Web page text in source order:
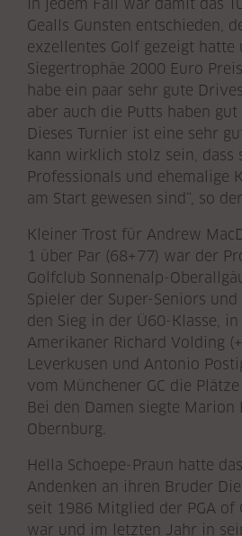
In jedem Fall war damit das
Gealls Gunsten entschieden,
exzellentes Golf gezeigt hatte
Siegertrophäe 2000 Euro
habe ein paar sehr gute
aber auch die Putts haben
Dieses Turnier ist eine sehr
kann wirklich stolz sein, dass
Professionals und ehemalige
am Start gewesen sind“, so
Kleiner Trost für Andrew
1 über Par (68+77) war der
Golfclub Sonnenalp-
Spieler der Super-Seniors
den Sieg in der Ü60-Klasse,
Amerikaner Richard Volding
Leverkusen und Antonio
vom Münchener GC die
Bei den Damen siegte Marion
Obernburg.
Hella Schoepe-Praun hatte
Andenken an ihren Bruder
seit 1986 Mitglied der PGA of
war und im letzten Jahr in